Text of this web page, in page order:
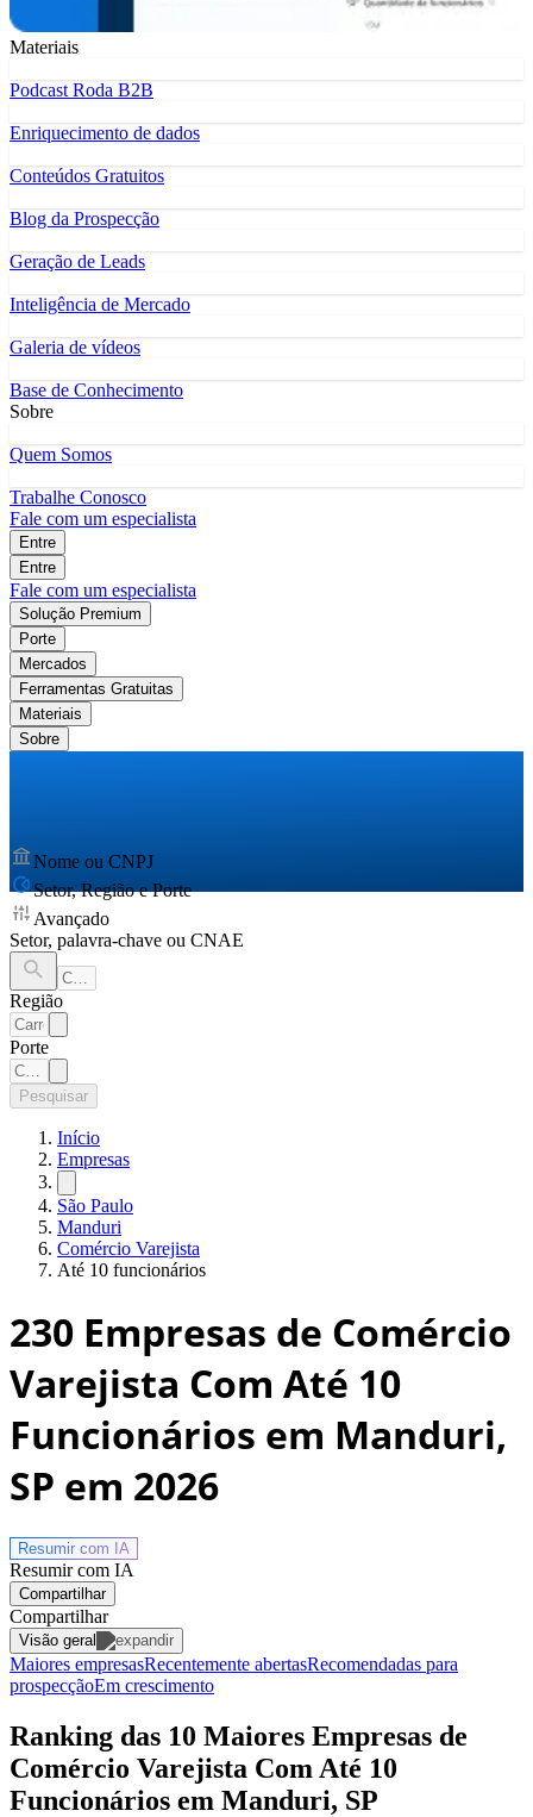
Materiais
Podcast Roda B2B
Enriquecimento de dados
Conteúdos Gratuitos
Blog da Prospecção
Geração de Leads
Inteligência de Mercado
Galeria de vídeos
Base de Conhecimento
Sobre
Quem Somos
Trabalhe Conosco
Fale com um especialista
Entre
Entre
Fale com um especialista
Solução Premium
Porte
Mercados
Ferramentas Gratuitas
Materiais
Sobre
Nome ou CNPJ
Setor, Região e Porte
Avançado
Setor, palavra-chave ou CNAE
Região
Porte
Pesquisar
Início
Empresas
São Paulo
Manduri
Comércio Varejista
Até 10 funcionários
230 Empresas de Comércio
Varejista Com Até 10
Funcionários em Manduri,
SP em 2026
Resumir com IA
Resumir com IA
Compartilhar
Compartilhar
Visão geral
Maiores empresasRecentemente abertasRecomendadas para
prospecçãoEm crescimento
Ranking das 10 Maiores Empresas de
Comércio Varejista Com Até 10
Funcionários em Manduri, SP